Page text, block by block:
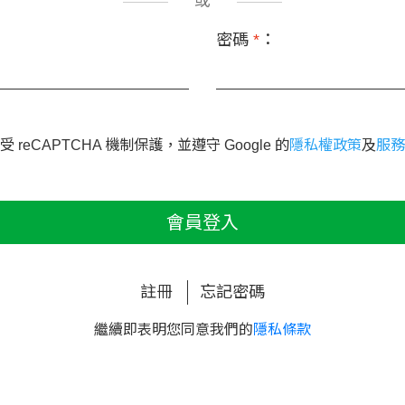
密碼 * ：
reCAPTCHA 機制保護，並遵守 Google 的隱私權政策及服
會員登入
註冊 忘記密碼
繼續即表明您同意我們的隱私條款